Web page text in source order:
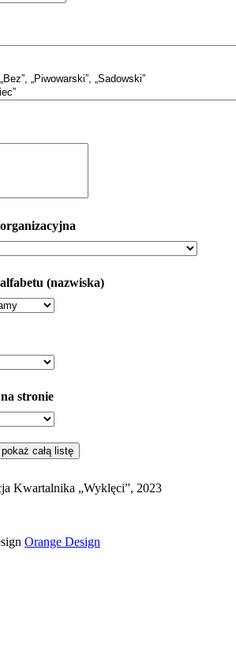
(nazwiska)
stronie
Kwartalnika „Wyklęci”, 2023
Orange Design